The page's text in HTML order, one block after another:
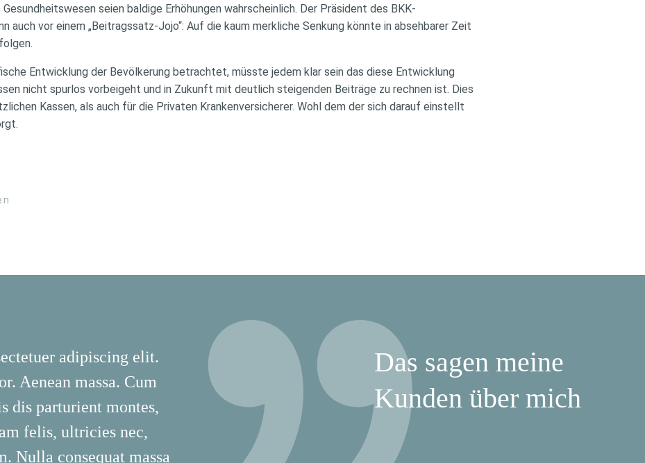
seien baldige Erhöhungen wahrscheinlich. Der Präsident des BKK-
auch vor einem „Beitragssatz-Jojo“: Auf die kaum merkliche Senkung könnte in absehbarer Zeit
Entwicklung der Bevölkerung betrachtet, müsste jedem klar sein das diese Entwicklung
nicht spurlos vorbeigeht und in Zukunft mit deutlich steigenden Beiträge zu rechnen ist. Dies
Kassen, als auch für die Privaten Krankenversicherer. Wohl dem der sich darauf einstellt
Das sagen meine
Kunden über mich
adipiscing elit.
Aenean massa. Cum
dis parturient montes,
felis, ultricies nec,
Nulla consequat massa